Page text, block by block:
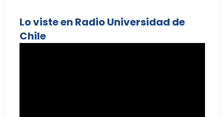
Lo viste en Radio Universidad de
Chile